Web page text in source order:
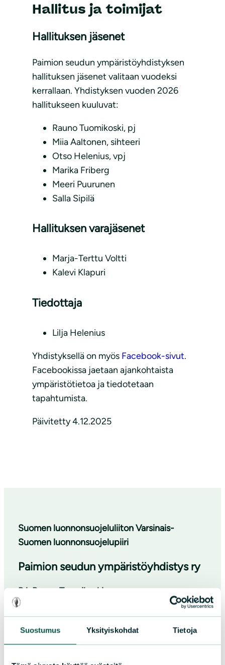
Suostumus Yksityiskohdat Tietoja
Hallitus ja toimijat
Hallituksen jäsenet
Paimion seudun ympäristöyhdistyksen
hallituksen jäsenet valitaan vuodeksi
kerrallaan. Yhdistyksen vuoden 2026
hallitukseen kuuluvat:
Rauno Tuomikoski, pj
Miia Aaltonen, sihteeri
Otso Helenius, vpj
Marika Friberg
Meeri Puurunen
Salla Sipilä
Hallituksen varajäsenet
Marja-Terttu Voltti
Kalevi Klapuri
Tiedottaja
Lilja Helenius
Yhdistyksellä on myös Facebook-sivut.
Facebookissa jaetaan ajankohtaista
ympäristötietoa ja tiedotetaan
tapahtumista.
Päivitetty 4.12.2025
Suomen luonnonsuojeluliiton Varsinais-
Suomen luonnonsuojelupiiri
Paimion seudun ympäristöyhdistys ry
PJ: Rauno Tuomikoski